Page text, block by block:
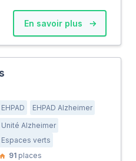
En savoir plus
EHPAD
EHPAD Alzheimer
Unité Alzheimer
Espaces verts
91 places